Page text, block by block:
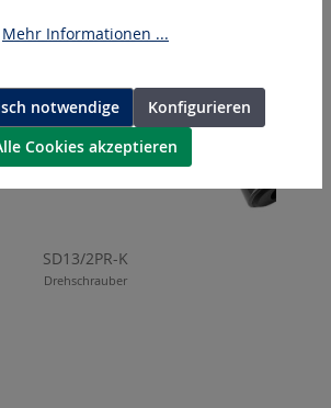
SD13/2PR-K
Drehschrauber
Mehr Informationen ...
notwendige
Konfigurieren
Cookies akzeptieren